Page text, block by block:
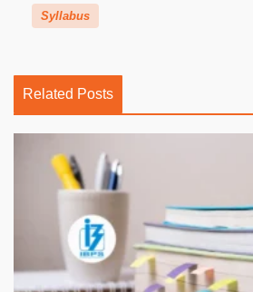
Syllabus
Related Posts